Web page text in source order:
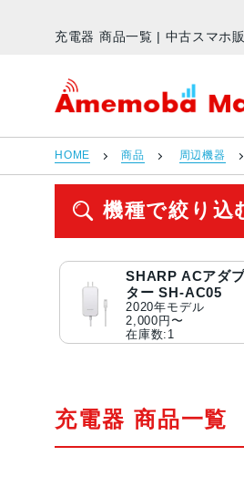
充電器 商品一覧 | 中古スマホ
アメモバマーケット
HOME 商品 周辺機器
機種で絞り込
SHARP ACアダ
ター SH-AC05
2020年モデル
2,000円〜
在庫数:1
充電器 商品一覧